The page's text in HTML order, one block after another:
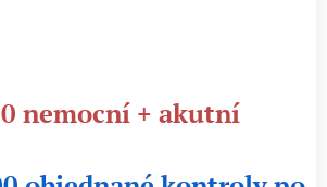
nemocní + akutní